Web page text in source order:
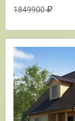
1849900